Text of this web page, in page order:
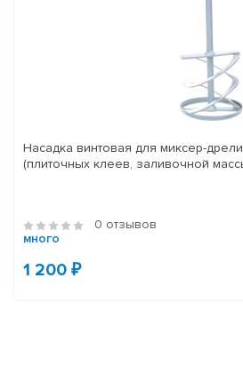
Насадка винтовая для миксер-
(плиточных клеев, заливочной
0 отзывов
много
1 200 ₽